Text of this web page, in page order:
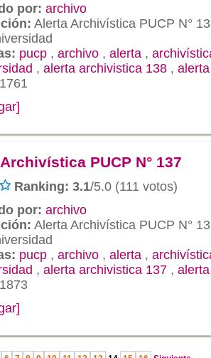
por: archivo
Alerta Archivística PUCP N°
pucp , archivo , alerta ,
, alerta archivistica 138 ,
1761
PUCP N° 137
Ranking: 3.1/5.0 (111 votos)
por: archivo
Alerta Archivística PUCP N°
pucp , archivo , alerta ,
, alerta archivistica 137 ,
1873